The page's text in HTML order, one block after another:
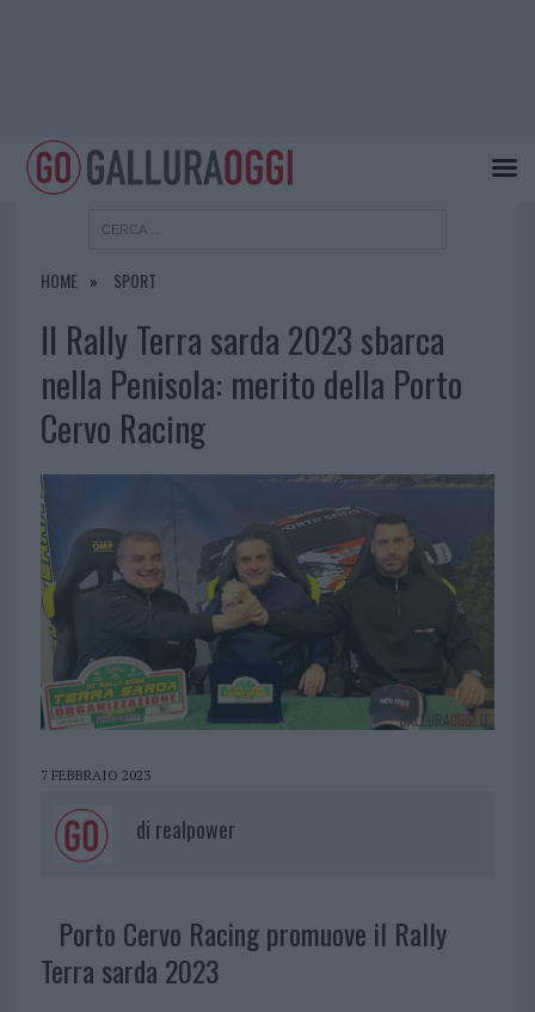
HOME SPORT
Il Rally Terra sarda 2023 sbarca
nella Penisola: merito della Porto
Cervo Racing
7 FEBBRAIO 2023
di realpower
Porto Cervo Racing promuove il Rally
Terra sarda 2023